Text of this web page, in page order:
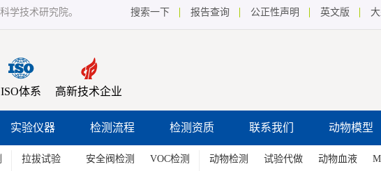
学技术研究院。 搜索一下 报告查询 公正性声明 英文版
ISO体系 高新技术企业
实验仪器 检测流程 检测资质 联系我们 动物模型
拉拔试验 安全阀检测
VOC检测
动物检测 试验代做 动物血液